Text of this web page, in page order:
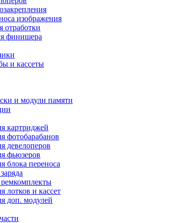
изображения
отработки
финишера
и кассеты
и модули памяти
картриджей
фотобарабанов
девелоперов
фьюзеров
блока переноса
лотков и кассет
доп. модулей